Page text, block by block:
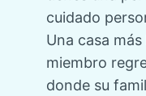
cuidado
Una casa
miembro
donde su